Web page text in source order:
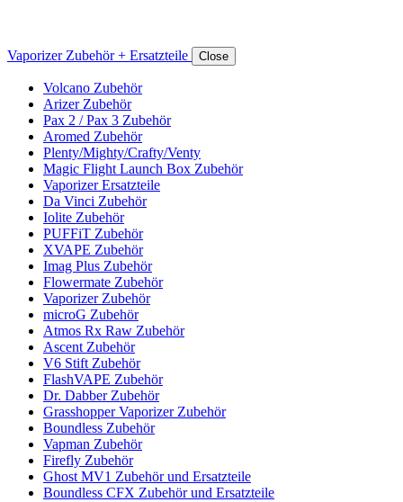
Vaporizer Zubehör + Ersatzteile Close
Volcano Zubehör
Arizer Zubehör
Pax 2 / Pax 3 Zubehör
Aromed Zubehör
Plenty/Mighty/Crafty/Venty
Magic Flight Launch Box Zubehör
Vaporizer Ersatzteile
Da Vinci Zubehör
Iolite Zubehör
PUFFiT Zubehör
XVAPE Zubehör
Imag Plus Zubehör
Flowermate Zubehör
Vaporizer Zubehör
microG Zubehör
Atmos Rx Raw Zubehör
Ascent Zubehör
V6 Stift Zubehör
FlashVAPE Zubehör
Dr. Dabber Zubehör
Grasshopper Vaporizer Zubehör
Boundless Zubehör
Vapman Zubehör
Firefly Zubehör
Ghost MV1 Zubehör und Ersatzteile
Boundless CFX Zubehör und Ersatzteile